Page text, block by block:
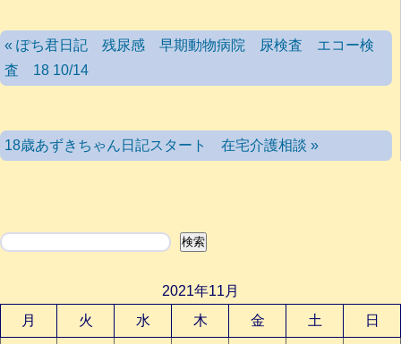
« ぽち君日記 残尿感 早期動物病院 尿検査 エコー検
査 18 10/14
18歳あずきちゃん日記スタート 在宅介護相談 »
検索 検索
2021年11月
月
火 水 木 金 土 日